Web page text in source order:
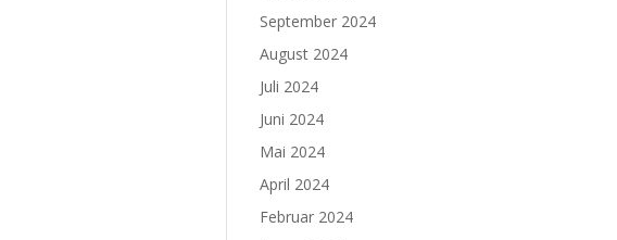
September 2024
August 2024
Juli 2024
Juni 2024
Mai 2024
April 2024
Februar 2024